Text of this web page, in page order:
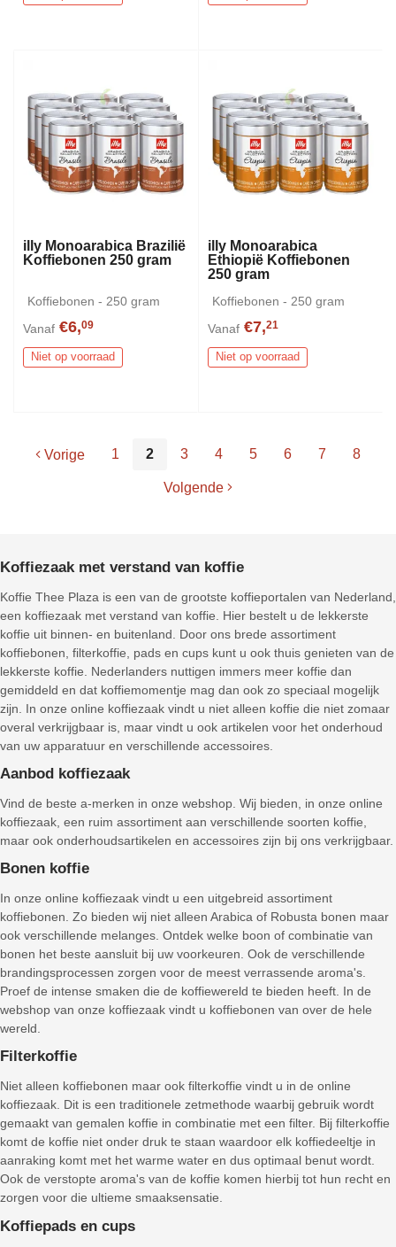
illy Monoarabica Brazilië
Koffiebonen 250 gram
Koffiebonen - 250 gram
Vanaf €6,09
Niet op voorraad
illy Monoarabica
Ethiopië Koffiebonen
250 gram
Koffiebonen - 250 gram
Vanaf €7,21
Niet op voorraad
Vorige 1 2 3 4 5 6 7 8
Volgende
Koffiezaak met verstand van koffie
Koffie Thee Plaza is een van de grootste koffieportalen van Nederland,
een koffiezaak met verstand van koffie. Hier bestelt u de lekkerste
koffie uit binnen- en buitenland. Door ons brede assortiment
koffiebonen, filterkoffie, pads en cups kunt u ook thuis genieten van de
lekkerste koffie. Nederlanders nuttigen immers meer koffie dan
gemiddeld en dat koffiemomentje mag dan ook zo speciaal mogelijk
zijn. In onze online koffiezaak vindt u niet alleen koffie die niet zomaar
overal verkrijgbaar is, maar vindt u ook artikelen voor het onderhoud
van uw apparatuur en verschillende accessoires.
Aanbod koffiezaak
Vind de beste a-merken in onze webshop. Wij bieden, in onze online
koffiezaak, een ruim assortiment aan verschillende soorten koffie,
maar ook onderhoudsartikelen en accessoires zijn bij ons verkrijgbaar.
Bonen koffie
In onze online koffiezaak vindt u een uitgebreid assortiment
koffiebonen. Zo bieden wij niet alleen Arabica of Robusta bonen maar
ook verschillende melanges. Ontdek welke boon of combinatie van
bonen het beste aansluit bij uw voorkeuren. Ook de verschillende
brandingsprocessen zorgen voor de meest verrassende aroma's.
Proef de intense smaken die de koffiewereld te bieden heeft. In de
webshop van onze koffiezaak vindt u koffiebonen van over de hele
wereld.
Filterkoffie
Niet alleen koffiebonen maar ook filterkoffie vindt u in de online
koffiezaak. Dit is een traditionele zetmethode waarbij gebruik wordt
gemaakt van gemalen koffie in combinatie met een filter. Bij filterkoffie
komt de koffie niet onder druk te staan waardoor elk koffiedeeltje in
aanraking komt met het warme water en dus optimaal benut wordt.
Ook de verstopte aroma's van de koffie komen hierbij tot hun recht en
zorgen voor die ultieme smaaksensatie.
Koffiepads en cups